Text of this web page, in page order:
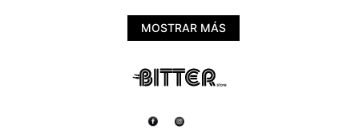
MOSTRAR MÁS